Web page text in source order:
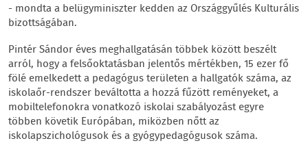
- mondta a belügyminiszter kedden az Országgyűlés Kulturális
bizottságában.
Pintér Sándor éves meghallgatásán többek között beszélt
arról, hogy a felsőoktatásban jelentős mértékben, 15 ezer fő
fölé emelkedett a pedagógus területen a hallgatók száma, az
iskolaőr-rendszer beváltotta a hozzá fűzött reményeket, a
mobiltelefonokra vonatkozó iskolai szabályozást egyre
többen követik Európában, miközben nőtt az
iskolapszichológusok és a gyógypedagógusok száma.